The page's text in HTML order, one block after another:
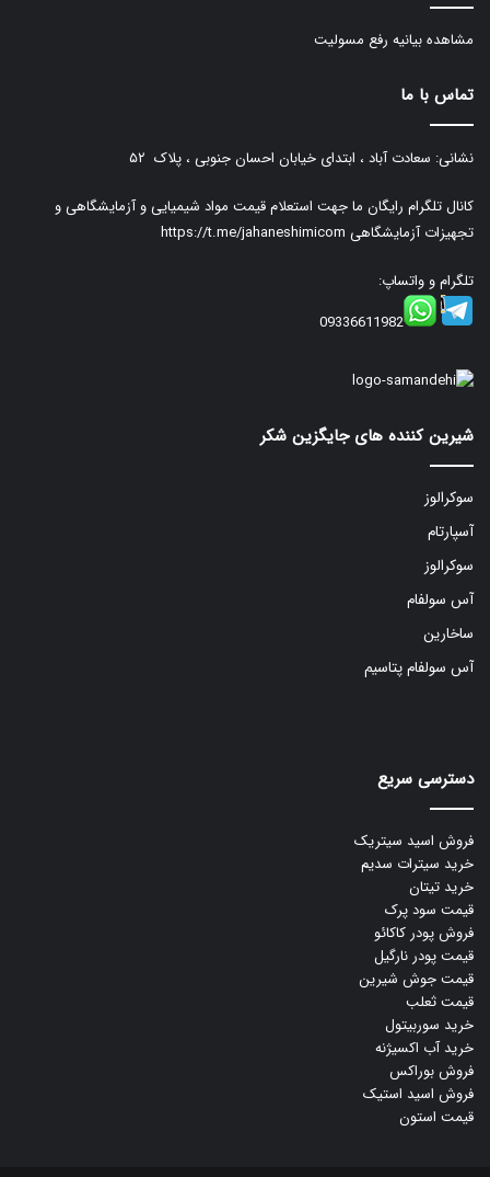
مشاهده بیانیه رفع مسولیت
تماس با ما
نشانی: سعادت آباد ، ابتدای خیابان احسان جنوبی ، پلاک ۵۲
کانال تلگرام رایگان ما جهت استعلام قیمت مواد شیمیایی و آزمایشگاهی و
تجهیزات آزمایشگاهی https://t.me/jahaneshimicom
تلگرام و واتساپ:
09336611982
شیرین کننده های جایگزین شکر
سوکرالوز
آسپارتام
سوکرالوز
آس سولفام
ساخارین
آس سولفام پتاسیم
دسترسی سریع
فروش اسید سیتریک
خرید سیترات سدیم
خرید تیتان
قیمت سود پرک
فروش پودر کاکائو
قیمت پودر نارگیل
قیمت جوش شیرین
قیمت ثعلب
خرید سوربیتول
خرید آب اکسیژنه
فروش بوراکس
فروش اسید استیک
قیمت استون